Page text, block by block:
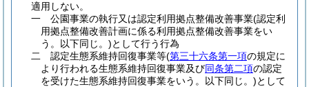
適用しない。
一
公園事業の執行又は認定利用拠点整備改善事業(認定利
用拠点整備改善計画に係る利用拠点整備改善事業をい
う。以下同じ。)として行う行為
二
認定生態系維持回復事業等(第三十六条第一項の規定に
より行われる生態系維持回復事業及び同条第二項の認定
を受けた生態系維持回復事業をいう。以下同じ。)として